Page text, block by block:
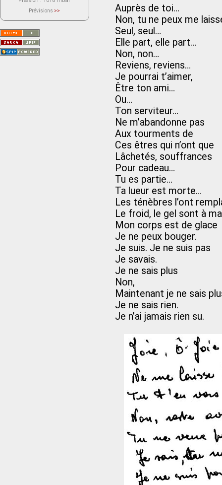
Auprès de toi…
Non, tu ne peux me
Seul, seul…
Elle part, elle part…
Non, non…
Reviens, reviens…
Je pourrai t’aimer,
Être ton ami…
Ou…
Ton serviteur…
Ne m’abandonne pas
Aux tourments de
Ces êtres qui n’ont que
Lâchetés, souffrances
Pour cadeau…
Tu es partie…
Ta lueur est morte…
Les ténèbres l’ont
Le froid, le gel sont à
Mon corps est de glace
Je ne peux bouger.
Je suis. Je ne suis pas
Je savais.
Je ne sais plus
Non,
Maintenant je ne sais
Je ne sais rien.
Je n’ai jamais rien su.
Prévisions >>
actuellement aucune prévision
Saint-Nom.
Veuillez consulter le message du
service ci-dessous.
(401 - Invalid API key. Please see
https://openweathermap.org/faq#error401